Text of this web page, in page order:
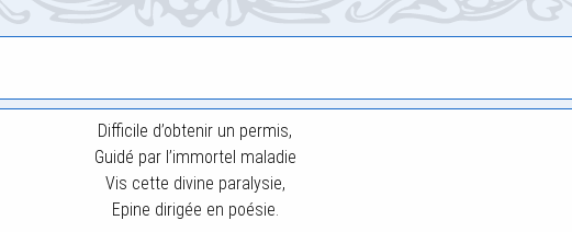
Difficile d’obtenir un permis,
Guidé par l’immortel maladie
Vis cette divine paralysie,
Epine dirigée en poésie.